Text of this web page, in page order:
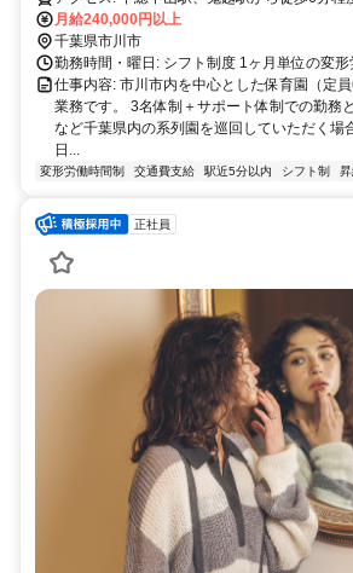
月給240,000円以上
千葉県市川市
勤務時間・曜日: シフト制度 1ヶ月単位の変形
仕事内容: 市川市内を中心とした保育園（定
業務です。 3名体制＋サポート体制での勤務
など千葉県内の系列園を巡回していただく場
日...
変形労働時間制 交通費支給 駅近5分以内 シフト制 昇
正社員